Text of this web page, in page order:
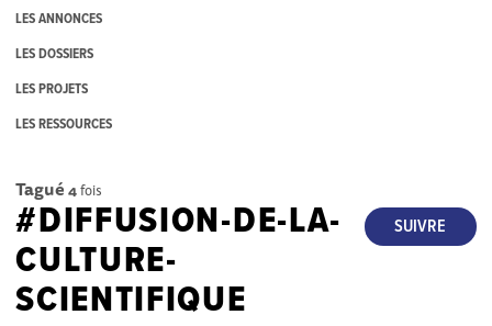
LES ANNONCES
LES DOSSIERS
LES PROJETS
LES RESSOURCES
Tagué 4fois
SUIVRE
#DIFFUSION-DE-LA-
CULTURE-
SCIENTIFIQUE